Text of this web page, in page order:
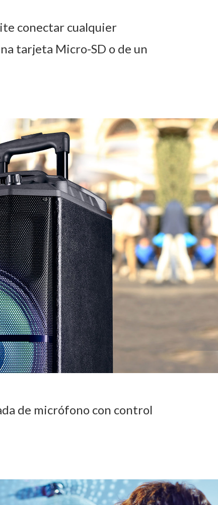
conectar cualquier
tarjeta Micro-SD o de un
de micrófono con control